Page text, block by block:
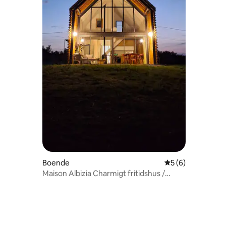
Boende 5 av 5 i
5 (6)
Maison Albizia Charmigt fritidshus /